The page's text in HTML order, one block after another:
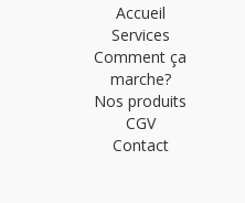
Accueil
Services
Comment ça
marche?
Nos produits
CGV
Contact